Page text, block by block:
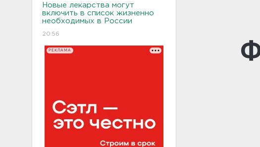
Новые лекарства могут
включить в список жизненно
необходимых в России
20:56
РЕКЛАМА